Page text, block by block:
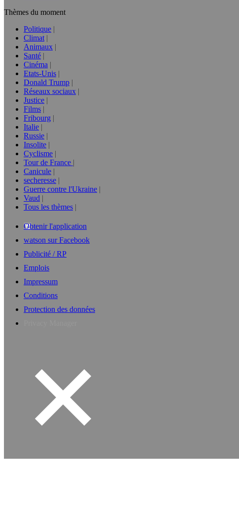
Thèmes du moment
Politique
Climat
Animaux
Santé
Cinéma
Etats-Unis
Donald Trump
Réseaux sociaux
Justice
Films
Fribourg
Italie
Russie
Insolite
Cyclisme
Tour de France
Canicule
secheresse
Guerre contre l'Ukraine
Vaud
Tous les thèmes
Obtenir l'application
watson sur Facebook
Publicité / RP
Emplois
Impressum
Conditions
Protection des données